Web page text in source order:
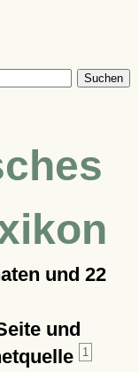
Suchen
und 22
und
1